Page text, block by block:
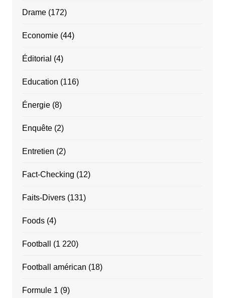
Drame(172)
Economie(44)
Éditorial (4)
Education (116)
Énergie(8)
Enquête(2)
Entretien (2)
Fact-Checking (12)
Faits-Divers(131)
Foods(4)
Football (1 220)
Football américan (18)
Formule 1 (9)